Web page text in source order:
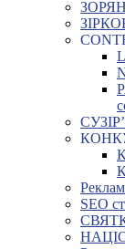
SEO